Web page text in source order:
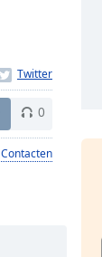
0
Contacten